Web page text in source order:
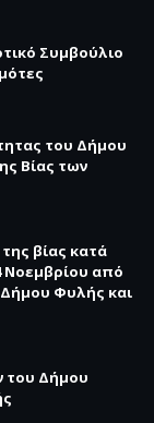
Συμβούλιο
του Δήμου
Βίας των
βίας κατά
Νοεμβρίου από
Φυλής και
του Δήμου